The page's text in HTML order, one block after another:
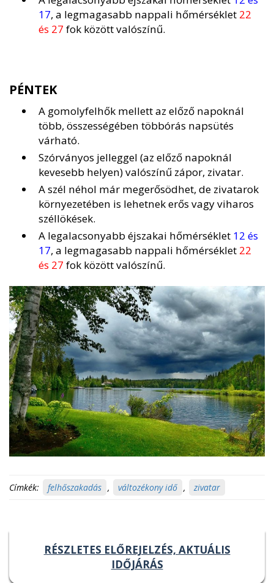
17, a legmagasabb nappali hőmérséklet 22
és 27 fok között valószínű.
PÉNTEK
A gomolyfelhők mellett az előző napoknál
több, összességében többórás napsütés
várható.
Szórványos jelleggel (az előző napoknál
kevesebb helyen) valószínű zápor, zivatar.
A szél néhol már megerősödhet, de zivatarok
környezetében is lehetnek erős vagy viharos
széllökések.
A legalacsonyabb éjszakai hőmérséklet 12 és
17, a legmagasabb nappali hőmérséklet 22
és 27 fok között valószínű.
Címkék: felhőszakadás , változékony idő , zivatar
RÉSZLETES ELŐREJELZÉS, AKTUÁLIS
IDŐJÁRÁS